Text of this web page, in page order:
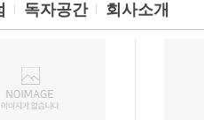
독자공간 회사소개